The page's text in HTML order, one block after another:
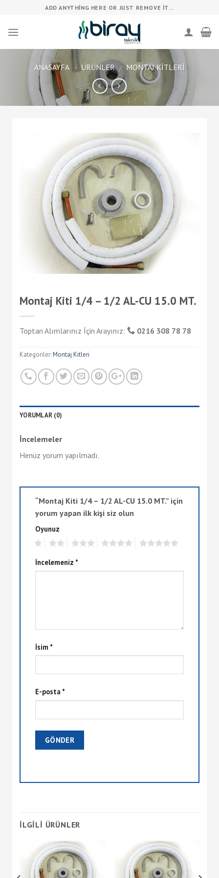
content
ADD ANYTHING HERE OR JUST REMOVE IT...
ANASAYFA / ÜRÜNLER / MONTAJ KITLERI
Montaj Kiti 1/4 – 1/2 AL-CU 15.0 MT.
Toptan Alımlarınız İçin Arayınız: 0216 308 78 78
Kategoriler:Montaj Kitleri
YORUMLAR (0)
İncelemeler
Henüz yorum yapılmadı.
“Montaj Kiti 1/4 – 1/2 AL-CU 15.0 MT.” için
yorum yapan ilk kişi siz olun
Oyunuz
İncelemeniz *
İsim *
E-posta *
İLGILI ÜRÜNLER